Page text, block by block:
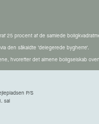
25 procent af de samlede
den såkaldte ’delegerede bygherre’.
hvorefter det almene boligselskab
P/S
sal